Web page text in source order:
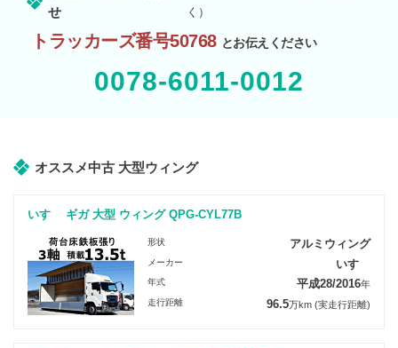
せ
く）
トラッカーズ番号50768 とお伝えください
0078-6011-0012
オススメ中古 大型ウィング
いすゞ ギガ 大型 ウィング QPG-CYL77B
形状 アルミウィング
メーカー いすゞ
年式 平成28/2016年
走行距離 96.5万km (実走行距離)